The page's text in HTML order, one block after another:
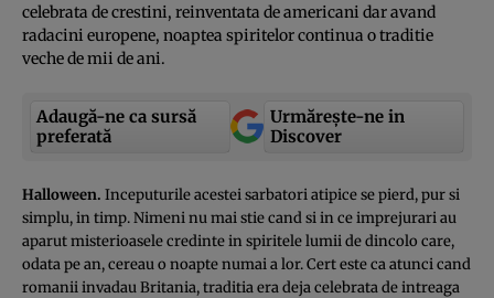
celebrata de crestini, reinventata de americani dar avand
radacini europene, noaptea spiritelor continua o traditie
veche de mii de ani.
Adaugă-ne ca sursă
preferată
Urmărește-ne in
Discover
Halloween. Inceputurile acestei sarbatori atipice se pierd, pur si
simplu, in timp. Nimeni nu mai stie cand si in ce imprejurari au
aparut misterioasele credinte in spiritele lumii de dincolo care,
odata pe an, cereau o noapte numai a lor. Cert este ca atunci cand
romanii invadau Britania, traditia era deja celebrata de intreaga